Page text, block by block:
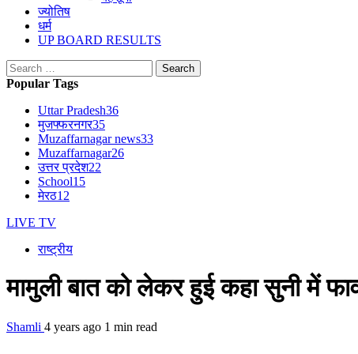
ज्योतिष
धर्म
UP BOARD RESULTS
Search
for:
Popular Tags
Uttar Pradesh36
मुजफ्फरनगर35
Muzaffarnagar news33
Muzaffarnagar26
उत्तर प्रदेश22
School15
मेरठ12
LIVE TV
राष्ट्रीय
मामुली बात को लेकर हुई कहा सुनी में
Shamli 4 years ago 1 min read